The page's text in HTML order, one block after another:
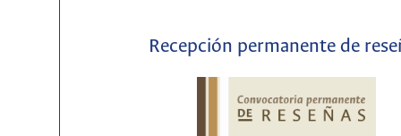
Recepción permanente de